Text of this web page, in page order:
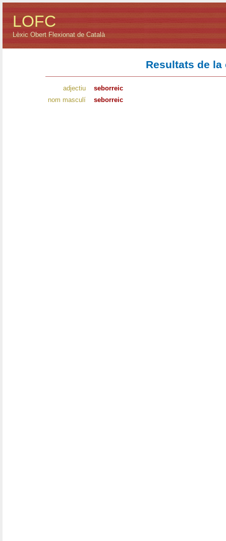
LOFC
Lèxic Obert Flexionat de Català
Resultats de la
adjectiu
seborreic
nom masculí
seborreic